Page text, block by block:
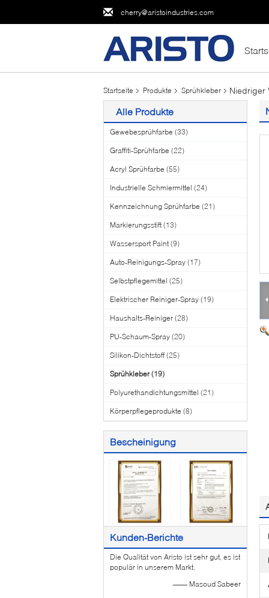
cherry@aristoindustries.com
Startseite Produkte Sprühkleber Niedriger
Alle Produkte
Gewebesprühfarbe (33)
Graffiti-Sprühfarbe (22)
Acryl Sprühfarbe (55)
Industrielle Schmiermittel (24)
Kennzeichnung Sprühfarbe (21)
Markierungsstift (13)
Wassersport Paint (9)
Auto-Reinigungs-Spray (17)
Selbstpflegemittel (25)
Elektrischer Reiniger-Spray (19)
Haushalts-Reiniger (28)
PU-Schaum-Spray (20)
Silikon-Dichtstoff (25)
Sprühkleber (19)
Polyurethandichtungsmittel (21)
Körperpflegeprodukte (8)
Bescheinigung
Kunden-Berichte
Die Qualität von Aristo ist sehr gut, es ist
populär in unserem Markt.
—— Masoud Sabeer